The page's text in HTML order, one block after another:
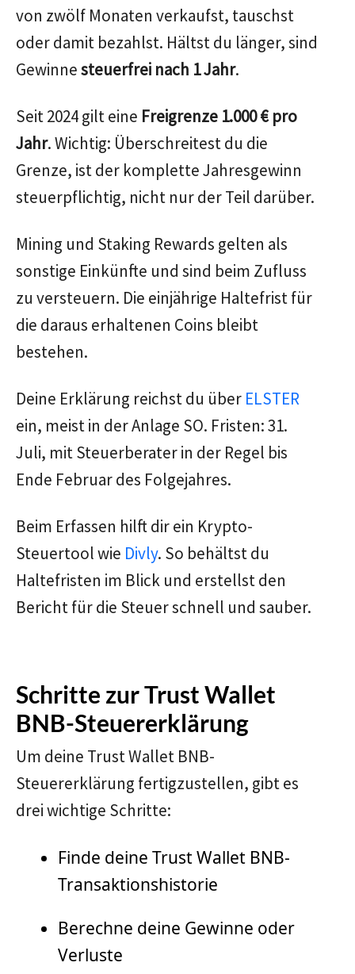
von zwölf Monaten verkaufst, tauschst
oder damit bezahlst. Hältst du länger, sind
Gewinnesteuerfrei nach 1 Jahr.
Seit 2024 gilt eine Freigrenze 1.000 € pro
Jahr. Wichtig: Überschreitest du die
Grenze, ist der komplette Jahresgewinn
steuerpflichtig, nicht nur der Teil darüber.
Mining und Staking Rewards gelten als
sonstige Einkünfte und sind beim Zufluss
zu versteuern. Die einjährige Haltefrist für
die daraus erhaltenen Coins bleibt
bestehen.
Deine Erklärung reichst du über ELSTER
ein, meist in der Anlage SO. Fristen: 31.
Juli, mit Steuerberater in der Regel bis
Ende Februar des Folgejahres.
Beim Erfassen hilft dir ein Krypto-
Steuertool wie Divly. So behältst du
Haltefristen im Blick und erstellst den
Bericht für die Steuer schnell und sauber.
Schritte zurTrust Wallet
BNB-Steuererklärung
Um deine Trust Wallet BNB-
Steuererklärung fertigzustellen, gibt es
drei wichtige Schritte:
Finde deine Trust Wallet BNB-
Transaktionshistorie
Berechne deine Gewinne oder
Verluste